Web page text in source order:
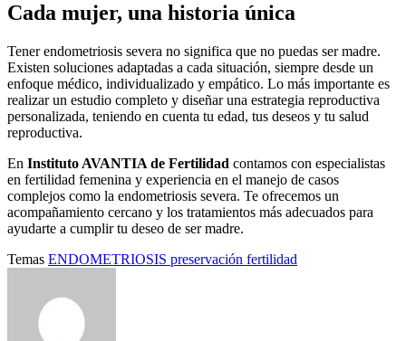
Cada mujer, una historia única
Tener endometriosis severa no significa que no puedas ser madre.
Existen soluciones adaptadas a cada situación, siempre desde un
enfoque médico, individualizado y empático. Lo más importante es
realizar un estudio completo y diseñar una estrategia reproductiva
personalizada, teniendo en cuenta tu edad, tus deseos y tu salud
reproductiva.
En Instituto AVANTIA de Fertilidad contamos con especialistas
en fertilidad femenina y experiencia en el manejo de casos
complejos como la endometriosis severa. Te ofrecemos un
acompañamiento cercano y los tratamientos más adecuados para
ayudarte a cumplir tu deseo de ser madre.
Temas ENDOMETRIOSIS preservación fertilidad